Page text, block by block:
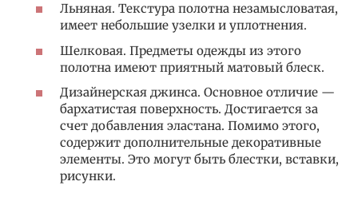
Льняная. Текстура полотна незамысловатая,
имеет небольшие узелки и уплотнения.
Шелковая. Предметы одежды из этого
полотна имеют приятный матовый блеск.
Дизайнерская джинса. Основное отличие —
бархатистая поверхность. Достигается за
счет добавления эластана. Помимо этого,
содержит дополнительные декоративные
элементы. Это могут быть блестки, вставки,
рисунки.